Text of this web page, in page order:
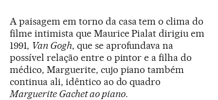
A paisagem em torno da casa tem o clima do
filme intimista que Maurice Pialat dirigiu em
1991, Van Gogh, que se aprofundava na
possível relação entre o pintor e a filha do
médico, Marguerite, cujo piano também
continua ali, idêntico ao do quadro
Marguerite Gachet ao piano.